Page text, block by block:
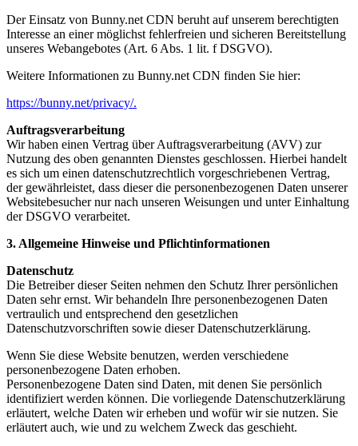
Der Einsatz von Bunny.net CDN beruht auf unserem berechtigten
Interesse an einer möglichst fehlerfreien und sicheren Bereitstellung
unseres Webangebotes (Art. 6 Abs. 1 lit. f DSGVO).
Weitere Informationen zu Bunny.net CDN finden Sie hier:
https://bunny.net/privacy/.
Auftragsverarbeitung
Wir haben einen Vertrag über Auftragsverarbeitung (AVV) zur
Nutzung des oben genannten Dienstes geschlossen. Hierbei handelt
es sich um einen datenschutzrechtlich vorgeschriebenen Vertrag,
der gewährleistet, dass dieser die personenbezogenen Daten unserer
Websitebesucher nur nach unseren Weisungen und unter Einhaltung
der DSGVO verarbeitet.
3. Allgemeine Hinweise und Pflichtinformationen
Datenschutz
Die Betreiber dieser Seiten nehmen den Schutz Ihrer persönlichen
Daten sehr ernst. Wir behandeln Ihre personenbezogenen Daten
vertraulich und entsprechend den gesetzlichen
Datenschutzvorschriften sowie dieser Datenschutzerklärung.
Wenn Sie diese Website benutzen, werden verschiedene
personenbezogene Daten erhoben.
Personenbezogene Daten sind Daten, mit denen Sie persönlich
identifiziert werden können. Die vorliegende Datenschutzerklärung
erläutert, welche Daten wir erheben und wofür wir sie nutzen. Sie
erläutert auch, wie und zu welchem Zweck das geschieht.